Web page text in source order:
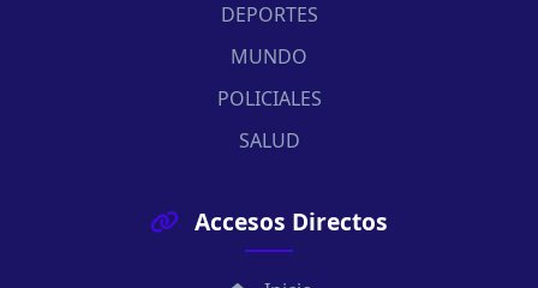
DEPORTES
MUNDO
POLICIALES
SALUD
Accesos Directos